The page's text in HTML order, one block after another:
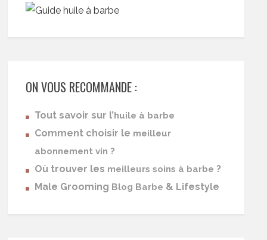
ON VOUS RECOMMANDE :
Tout savoir sur l’huile à barbe
Comment choisir le meilleur
abonnement vin ?
Où trouver les meilleurs soins à barbe ?
Male Grooming Blog Barbe & Lifestyle